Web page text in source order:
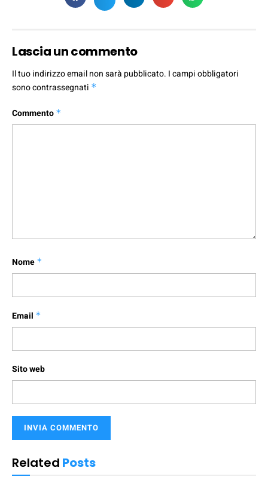
Lascia un commento
Il tuo indirizzo email non sarà pubblicato. I campi obbligatori
sono contrassegnati *
Commento *
Nome *
Email *
Sito web
Related Posts